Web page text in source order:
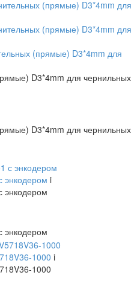
(прямые) D3*4mm для
D3*4mm для чернильных
D3*4mm для чернильных
энкодером i
энкодером
энкодером
1000 i
1000